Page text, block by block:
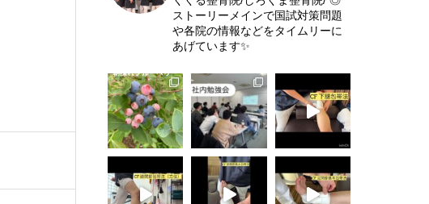
ストーリーメインで国試対策問題
や各院の情報などをタイムリーに
あげています✨